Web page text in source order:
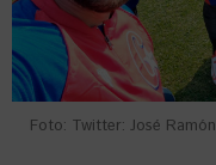
Foto: Twitter: José